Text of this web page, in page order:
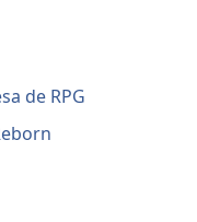
de RPG